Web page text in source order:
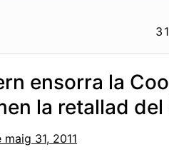
ensorra la
la retallad del
31, 2011